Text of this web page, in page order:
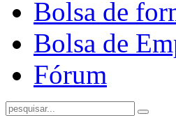
Bolsa de
Bolsa de
Fórum